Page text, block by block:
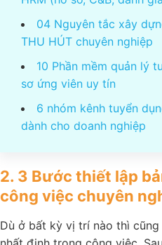
HRM (hồ sơ, C&B, đánh
việc THU HÚT chuyên
hồ sơ ứng viên uy tín
2. 3 Bước thiết lập
công việc chuyên